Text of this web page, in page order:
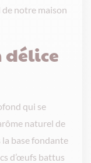
notre maison
délice
qui se
naturel de
base fondante
d’œufs battus